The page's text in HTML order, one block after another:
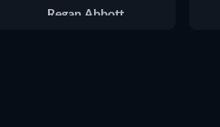
Regan Abbott